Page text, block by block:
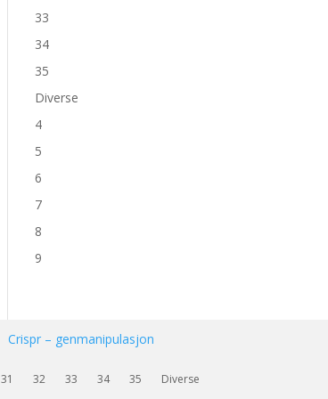
33
34
35
Diverse
4
5
6
7
8
9
Crispr – genmanipulasjon
31 32 33 34 35
Diverse